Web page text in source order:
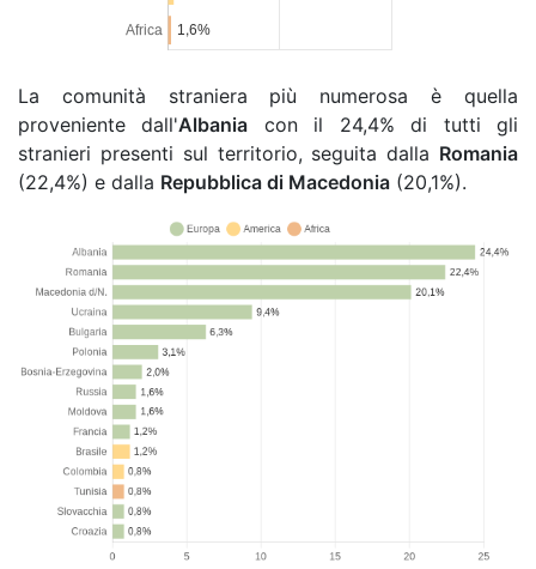
La comunità straniera più numerosa è quella
proveniente dall'Albania con il 24,4% di tutti gli
stranieri presenti sul territorio, seguita dalla Romania
(22,4%) e dalla Repubblica di Macedonia (20,1%).